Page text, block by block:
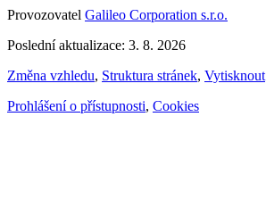
Provozovatel Galileo Corporation s.r.o.
Poslední aktualizace: 3. 8. 2026
Změna vzhledu, Struktura stránek, Vytisknout
Prohlášení o přístupnosti, Cookies